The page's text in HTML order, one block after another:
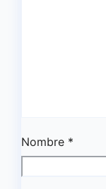
Nombre *